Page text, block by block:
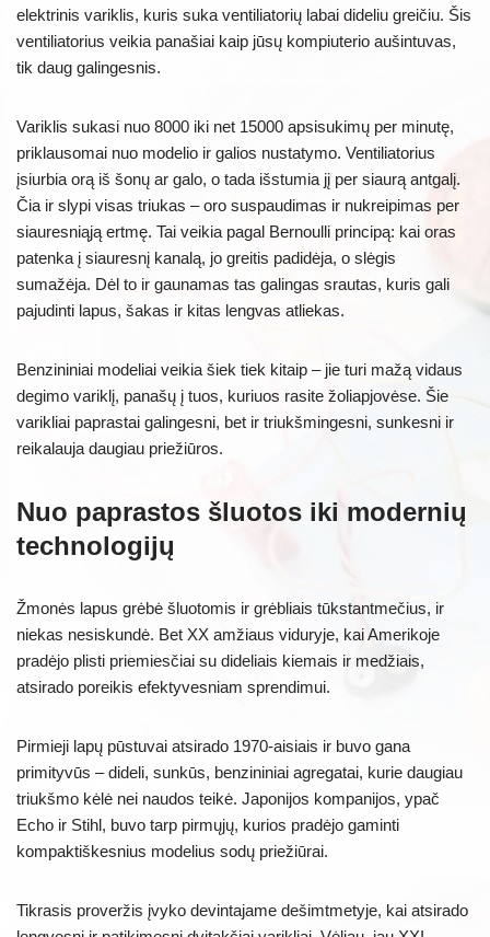
elektrinis variklis, kuris suka ventiliatorių labai dideliu greičiu. Šis
ventiliatorius veikia panašiai kaip jūsų kompiuterio aušintuvas,
tik daug galingesnis.
Variklis sukasi nuo 8000 iki net 15000 apsisukimų per minutę,
priklausomai nuo modelio ir galios nustatymo. Ventiliatorius
įsiurbia orą iš šonų ar galo, o tada išstumia jį per siaurą antgalį.
Čia ir slypi visas triukas – oro suspaudimas ir nukreipimas per
siauresniąją ertmę. Tai veikia pagal Bernoulli principą: kai oras
patenka į siauresnį kanalą, jo greitis padidėja, o slėgis
sumažėja. Dėl to ir gaunamas tas galingas srautas, kuris gali
pajudinti lapus, šakas ir kitas lengvas atliekas.
Benzininiai modeliai veikia šiek tiek kitaip – jie turi mažą vidaus
degimo variklį, panašų į tuos, kuriuos rasite žoliapjovėse. Šie
varikliai paprastai galingesni, bet ir triukšmingesni, sunkesni ir
reikalauja daugiau priežiūros.
Nuo paprastos šluotos iki modernių
technologijų
Žmonės lapus grėbė šluotomis ir grėbliais tūkstantmečius, ir
niekas nesiskundė. Bet XX amžiaus viduryje, kai Amerikoje
pradėjo plisti priemiesčiai su dideliais kiemais ir medžiais,
atsirado poreikis efektyvesniam sprendimui.
Pirmieji lapų pūstuvai atsirado 1970-aisiais ir buvo gana
primityvūs – dideli, sunkūs, benzininiai agregatai, kurie daugiau
triukšmo kėlė nei naudos teikė. Japonijos kompanijos, ypač
Echo ir Stihl, buvo tarp pirmųjų, kurios pradėjo gaminti
kompaktiškesnius modelius sodų priežiūrai.
Tikrasis proveržis įvyko devintajame dešimtmetyje, kai atsirado